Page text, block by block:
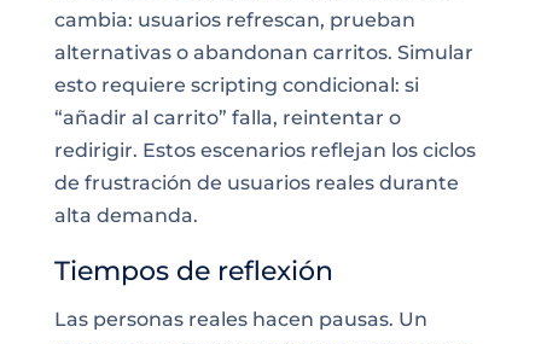
cambia: usuarios refrescan, prueban
alternativas o abandonan carritos. Simular
esto requiere scripting condicional: si
“añadir al carrito” falla, reintentar o
redirigir. Estos escenarios reflejan los ciclos
de frustración de usuarios reales durante
alta demanda.
Tiempos de reflexión
Las personas reales hacen pausas. Un